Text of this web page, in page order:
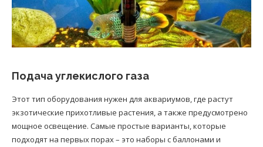
Подача углекислого газа
Этот тип оборудования нужен для аквариумов, где растут
экзотические прихотливые растения, а также предусмотрено
мощное освещение. Самые простые варианты, которые
подходят на первых порах – это наборы с баллонами и